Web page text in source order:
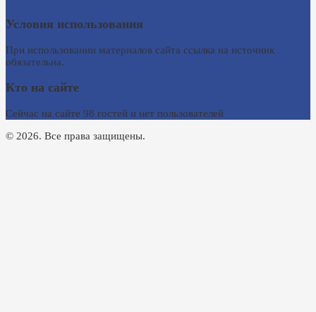
Условия использования
При использовании материалов сайта ссылка на источник
обязательна.
Кто на сайте
Сейчас на сайте 98 гостей и нет пользователей
© 2026. Все права защищены.